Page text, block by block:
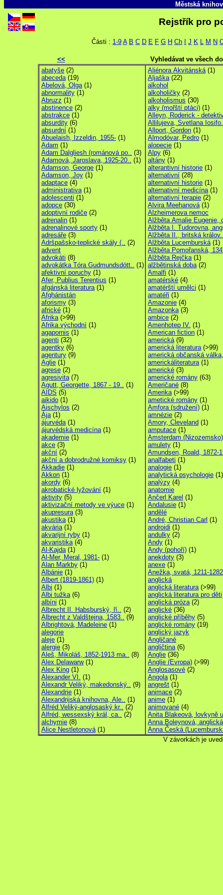
Městská
Rejstřík pro
Části : 1-9 A B C D E F G H Ch J K L M N
<<
Vyhledávat ve všech
abatyše (2)
abeceda(19)
Abelová, Olga(1)
abnormality (1)
Abruzz (1)
abstinence (2)
abstrakce (1)
absurdity (6)
absurdní (1)
Abuelaish, Izzeldin, 1955- (1)
Adam (1)
Adam Dalgliesh (románová po.. (3)
Adamová, Jaroslava, 1925-20.. (1)
Adamson, George (1)
Adamson, Joy (1)
adaptace (4)
administrativa(1)
adolescenti (1)
adopce (30)
adoptivní rodiče (2)
adrenalin (1)
adrenalinové sporty (1)
adresáře (3)
Adršpašsko-teplické skály (.. (2)
advent
advokáti (8)
advokátka Tóra Gudmundsdótt.. (1)
afektivní poruchy (1)
Afer, Publius Terentius (1)
afgánská literatura(1)
Afghánistán
aforismy (3)
africké (1)
Afrika(>99)
Afrika východní (1)
agapornis (1)
agenti (32)
agentky (6)
agentury (9)
Aglie (1)
agrese (2)
agresivita(7)
Agutt, Georgette, 1867 - 19.. (1)
AIDS (5)
aikido (1)
Aischylos (2)
Ája(1)
ájurvéda(1)
ájurvédská medicína(1)
akademie (1)
akce (3)
akční (2)
akční a dobrodružné komiksy (1)
Akkadie (1)
Akkon (1)
akordy (6)
akrobatické lyžování (1)
aktivity (5)
aktivizační metody ve výuce (1)
akupresura(3)
akustika(1)
akvária(1)
akvarijní ryby (1)
akvaristika(4)
Al-Kajda(1)
Al-Mer, Meral, 1981- (1)
Alan Markby (1)
Albánie (1)
Albert (1819-1861) (1)
Albi (1)
Albi tužka(6)
albíni (1)
Albrecht II. Habsburský, ří.. (2)
Albrecht z Valdštejna, 1583.. (9)
Albrightová, Madeleine (1)
alegorie
aleje (1)
alergie (3)
Aleš, Mikoláš, 1852-1913 ma.. (8)
Alex Delawarw(1)
Alex King (1)
Alexander VI. (1)
Alexandr Veliký, makedonský.. (9)
Alexandrie (1)
Alexandrijská knihovna, Ale.. (1)
Alfréd Veliký-anglosaský kr.. (2)
Alfréd, wessexský král, ca.. (2)
alchymie (8)
Alice Nestletonová(1)
Aliénora Akvitánská(1)
Aljaška(22)
alkohol
alkoholičky (2)
alkoholismus (30)
alky (mořští ptáci) (1)
Alleyn, Roderick -
Allilujeva, Svetlana
Allport, Gordon (1)
Almodóvar, Pedro (1)
alopecie (1)
Alpy (6)
altány (1)
alterantivní historie (1)
alternativní (28)
alternativní historie (1)
alternativní medicína(1)
alternativní terapie (2)
Alvira Meehanová(1)
Alzheimerova nemoc
Alžběta Amalie Eugenie,
Alžběta I. Tudorovna,
Alžběta II., britská
Alžběta Lucemburská(1)
Alžběta Pomořanská,
Alžběta Rejčka(1)
alžbětinská doba(2)
Amalfi (1)
amatérské (4)
amatérští umělci (1)
amatéři (1)
Amazonie (4)
Amazonka(3)
ambice (2)
Amenhotep IV. (1)
American fiction (1)
americká(9)
americká literatura(>99)
americká občanská
americkáliteratura(1)
americké (3)
americké romány (63)
Američané (8)
Amerika(>99)
ametické romány (1)
Amfora (sdružení) (1)
amnézie (2)
Amory, Cleveland (1)
amputace (1)
Amsterdam (Nizozemsko)
amulety (1)
Amundsen, Roald, 1872-
analfabeti (1)
analogie (1)
analytická psychologie (1)
analýzy (4)
anatomie
Ančerl Karel (1)
Andalusie (1)
andělé
André, Christian Carl (1)
androidi (1)
andulky (2)
Andy (1)
Andy (pohoří) (1)
anekdoty (3)
anexe (1)
Anežka, svatá, 1211-1282
anglická
anglická literatura(>99)
anglická literatura pro děti
anglická próza(2)
anglické (36)
anglické příběhy (5)
anglické romány (19)
anglický jazyk
Angličané
angličtina(6)
Anglie (36)
Anglie (Evropa) (>99)
Anglosasové (2)
Angola(1)
angrešt (1)
animace (2)
anime (1)
animované (4)
Anita Blakeová, lovkyně
Anna Boleynová,
Anna Česká
V závorkách je